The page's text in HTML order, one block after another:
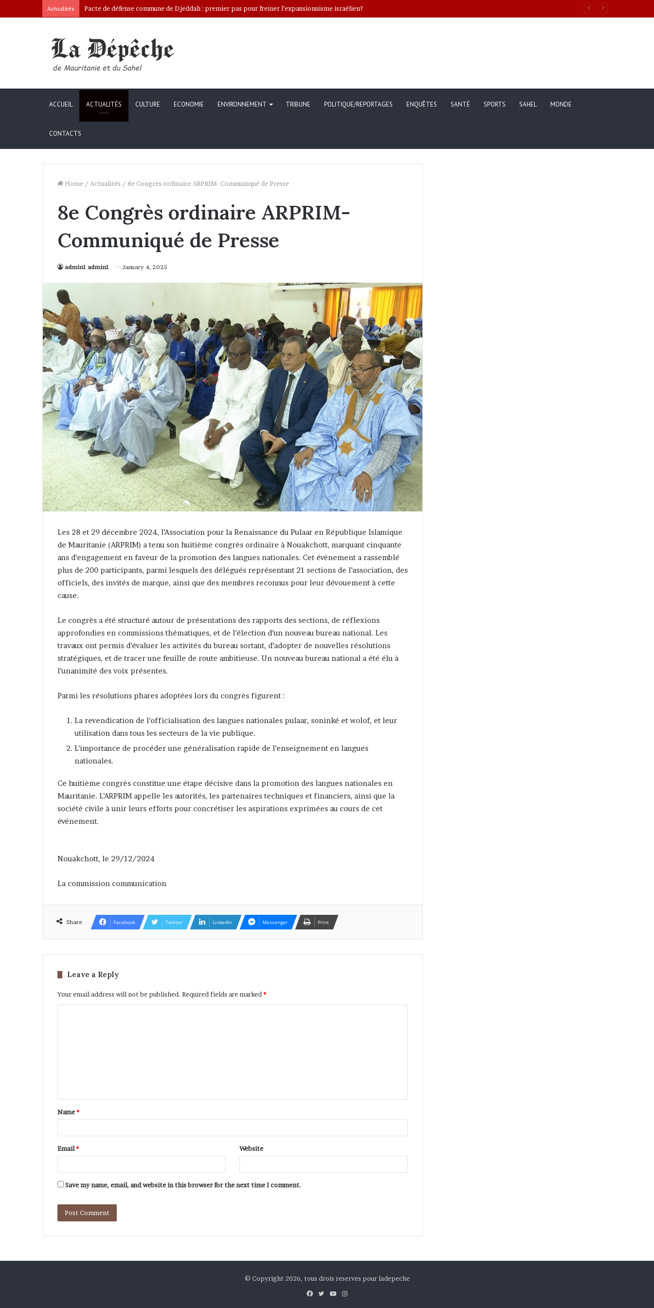
Actualités Pacte de défense commune de Djeddah : premier pas pour freiner l’expansionnisme israélien?
ACCUEIL ACTUALITÉS CULTURE ECONOMIE ENVIRONNEMENT TRIBUNE POLITIQUE/REPORTAGES ENQUÊTES SANTÉ SPORTS SAHEL MONDE
CONTACTS
Home / Actualités / 8e Congrès ordinaire ARPRIM- Communiqué de Presse
8e Congrès ordinaire ARPRIM-
Communiqué de Presse
admin1 admin1 January 4, 2025
Les 28 et 29 décembre 2024, l’Association pour la Renaissance du Pulaar en République Islamique
de Mauritanie (ARPRIM) a tenu son huitième congrès ordinaire à Nouakchott, marquant cinquante
ans d’engagement en faveur de la promotion des langues nationales. Cet événement a rassemblé
plus de 200 participants, parmi lesquels des délégués représentant 21 sections de l’association, des
officiels, des invités de marque, ainsi que des membres reconnus pour leur dévouement à cette
cause.
Le congrès a été structuré autour de présentations des rapports des sections, de réflexions
approfondies en commissions thématiques, et de l’élection d’un nouveau bureau national. Les
travaux ont permis d’évaluer les activités du bureau sortant, d’adopter de nouvelles résolutions
stratégiques, et de tracer une feuille de route ambitieuse. Un nouveau bureau national a été élu à
l’unanimité des voix présentes.
Parmi les résolutions phares adoptées lors du congrès figurent :
La revendication de l’officialisation des langues nationales pulaar, soninké et wolof, et leur
utilisation dans tous les secteurs de la vie publique.
L’importance de procéder une généralisation rapide de l’enseignement en langues
nationales.
Ce huitième congrès constitue une étape décisive dans la promotion des langues nationales en
Mauritanie. L’ARPRIM appelle les autorités, les partenaires techniques et financiers, ainsi que la
société civile à unir leurs efforts pour concrétiser les aspirations exprimées au cours de cet
événement.
Nouakchott, le 29/12/2024
La commission communication
Share Facebook Twitter LinkedIn Messenger Print
Leave a Reply
Your email address will not be published. Required fields are marked *
Name*
Email* Website
Save my name, email, and website in this browser for the next time I comment.
© Copyright 2026, tous drois reserves pour ladepeche
Facebook
TwitterYouTubeInstagram